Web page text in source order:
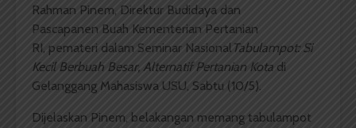
Rahman Pinem, Direktur Budidaya dan
Pascapanen Buah Kementerian Pertanian
RI, pemateri dalam Seminar Nasional Tabulampot: Si
Kecil Berbuah Besar, Alternatif Pertanian Kota di
Gelanggang Mahasiswa USU, Sabtu (10/5).
Dijelaskan Pinem, belakangan memang tabulampot